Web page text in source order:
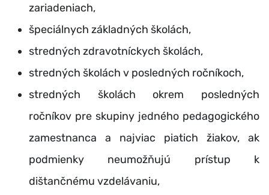
zariadeniach,
špeciálnych základných školách,
stredných zdravotníckych školách,
stredných školách v posledných ročníkoch,
stredných školách okrem posledných
ročníkov pre skupiny jedného pedagogického
zamestnanca a najviac piatich žiakov, ak
podmienky neumožňujú prístup k
dištančnému vzdelávaniu,